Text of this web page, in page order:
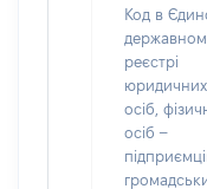
Код в
реєстрі
юридичних
осіб,
осіб –